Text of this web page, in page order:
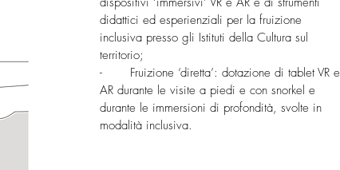
didattici ed esperienziali per la fruizione
inclusiva presso gli Istituti della Cultura sul
territorio;
- Fruizione ‘diretta’: dotazione di tablet VR e
AR durante le visite a piedi e con snorkel e
durante le immersioni di profondità, svolte in
modalità inclusiva.